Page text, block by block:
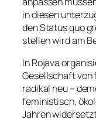
in diesen
den Status quo
stellen wird am
In Rojava
Gesellschaft von
radikal neu –
feministisch,
Jahren